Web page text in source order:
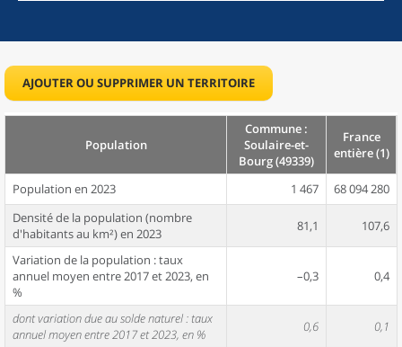
AJOUTER OU SUPPRIMER UN TERRITOIRE
Population
Commune :
Soulaire-et-
Bourg (49339)
France
entière (1)
Population en 2023 1 467
68 094 280
Densité de la population (nombre
d'habitants au km²) en 2023
81,1 107,6
Variation de la population : taux
annuel moyen entre 2017 et 2023, en
%
–0,3 0,4
dont variation due au solde naturel : taux
annuel moyen entre 2017 et 2023, en %
0,6 0,1